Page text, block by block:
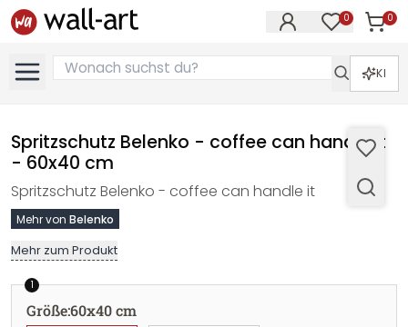
0 0
KI
Spritzschutz Belenko - coffee can handle it
- 60x40 cm
Spritzschutz Belenko - coffee can handle it
Mehr von Belenko
Mehr zum Produkt
1
Größe:60x40 cm